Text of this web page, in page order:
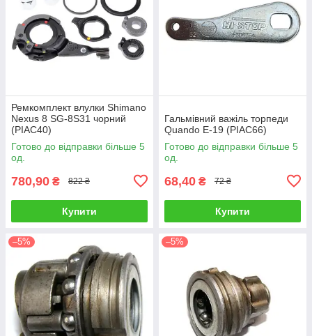
Ремкомплект влулки Shimano
Nexus 8 SG-8S31 чорний
(PIAC40)
Готово до відправки більше 5
од.
780,90 ₴ 822 ₴
Купити
Гальмівний важіль торпеди
Quando E-19 (PIAC66)
Готово до відправки більше 5
од.
68,40 ₴ 72 ₴
Купити
–5% –5%